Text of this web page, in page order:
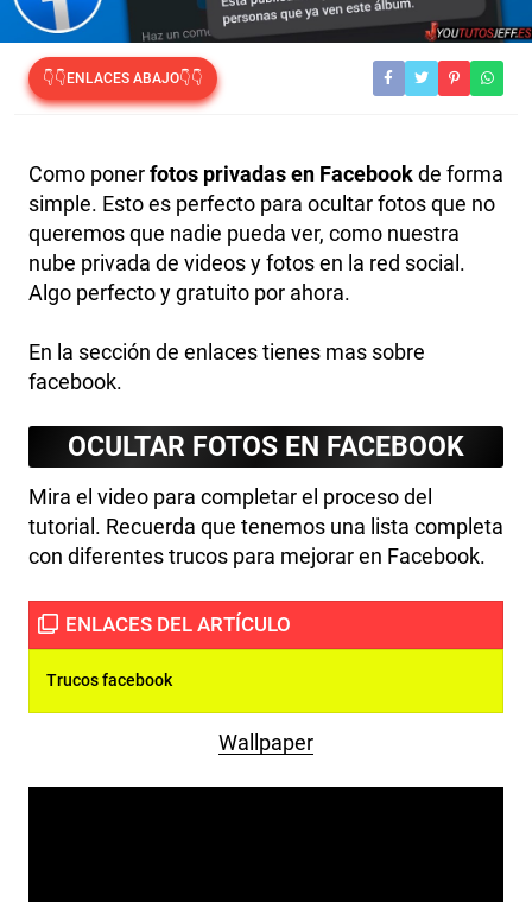
👇👇ENLACES ABAJO👇👇
Como ponerfotos privadas en Facebookde forma
simple. Esto es perfecto para ocultar fotos que no
queremos que nadie pueda ver, como nuestra
nube privada de videos y fotos en la red social.
Algo perfecto y gratuito por ahora.
En la sección de enlaces tienes mas sobre
facebook.
OCULTAR FOTOS EN FACEBOOK
Mira el video para completar el proceso del
tutorial. Recuerda que tenemos una lista completa
con diferentes trucos para mejorar en Facebook.
Trucos facebook
Wallpaper